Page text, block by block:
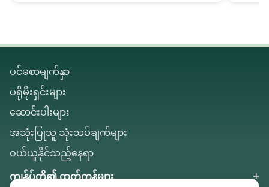
ပင်မစာမျက်နှာ
ပရိုမိုးရှင်းများ
ဆောင်းပါးများ
အသုံးပြုသူ သုံးသပ်ချက်များ
ဝယ်ယူနိုင်သည့်နေရာ
ကျွန်ုပ်တို့၏ ထုတ်ကုန်များ